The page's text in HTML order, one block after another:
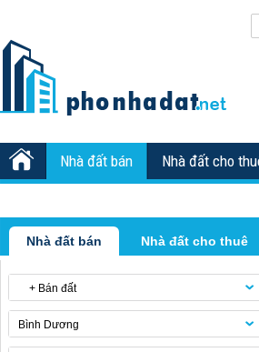
Nhà đất bán Nhà đất cho
Nhà đất bán Nhà đất cho thuê
+ Bán đất
Bình Dương